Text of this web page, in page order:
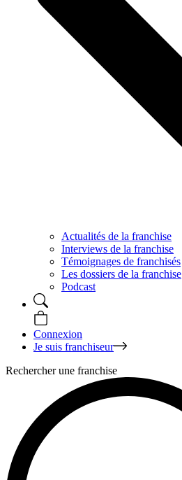
Actualités de la franchise
Interviews de la franchise
Témoignages de franchisés
Les dossiers de la franchise
Podcast
Connexion
Je suis franchiseur
Rechercher une franchise